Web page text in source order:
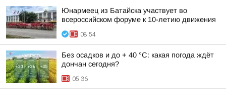
Юнармеец из Батайска участвует во
всероссийском форуме к 10-летию движения
08:54
Без осадков и до + 40 °С: какая погода ждёт
дончан сегодня?
05:36